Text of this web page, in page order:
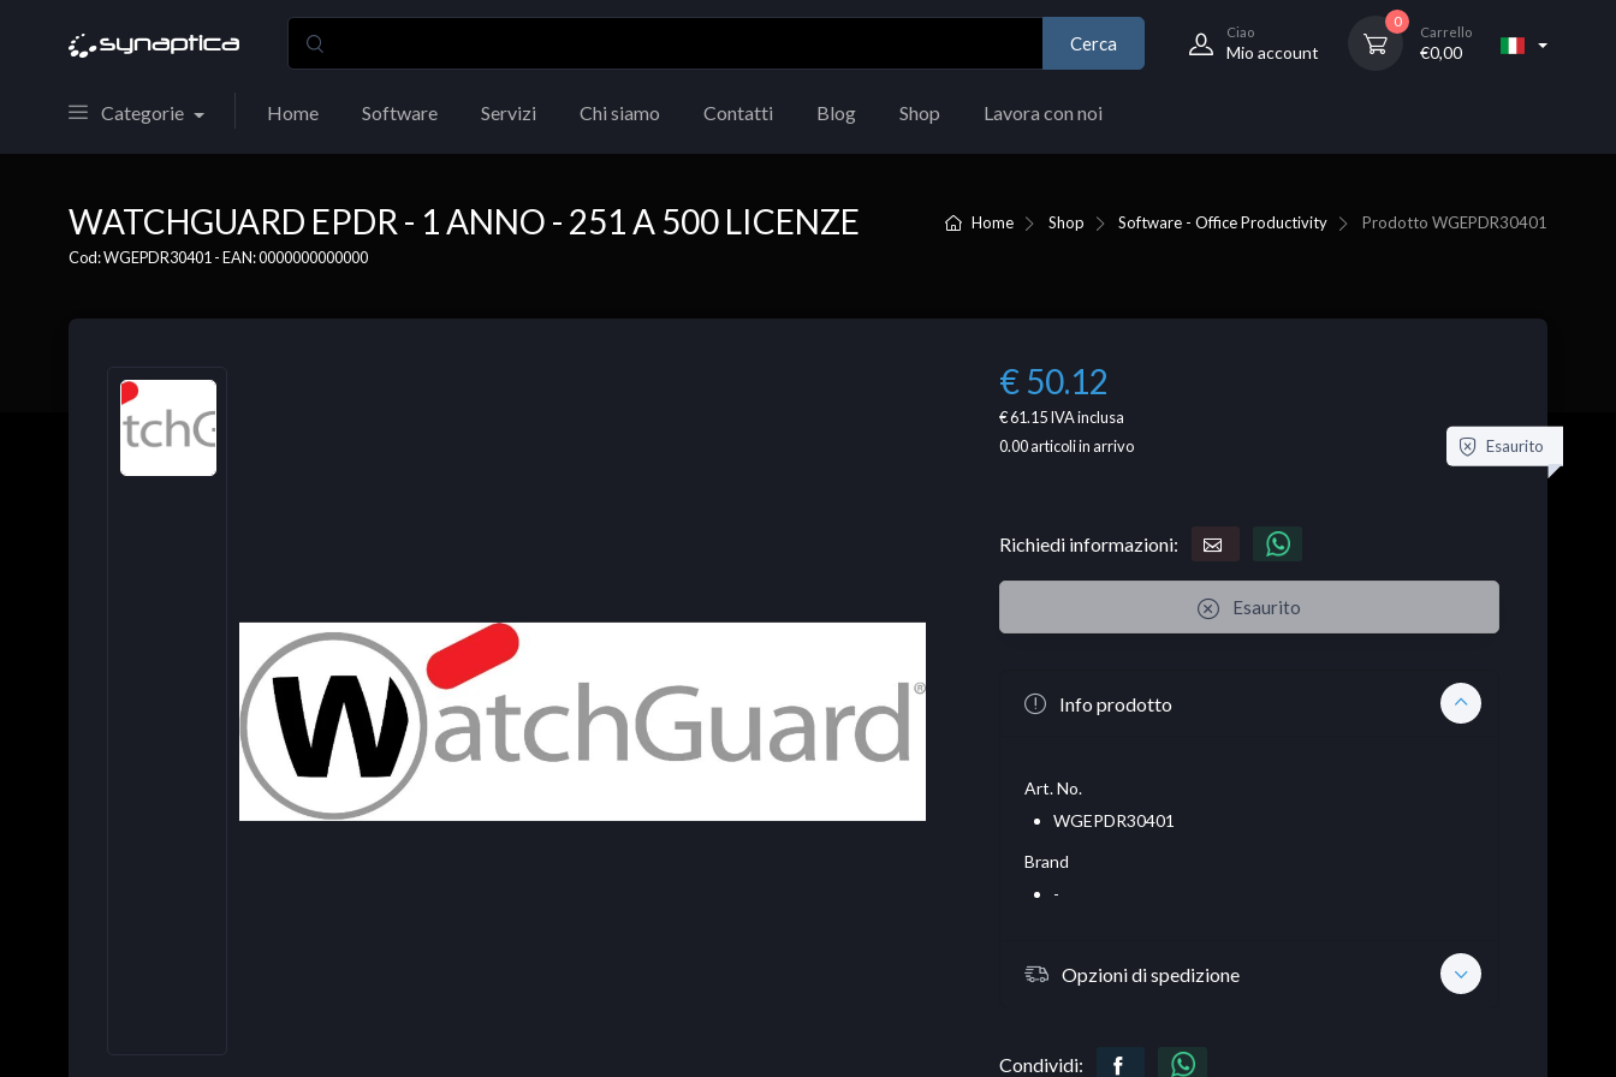
Cerca
Ciao
Mio account
0
Carrello
€0,00
Categorie Home Software Servizi Chi siamo Contatti Blog Shop Lavora con noi
Home Shop Software - Office Productivity Prodotto WGEPDR30401
WATCHGUARD EPDR - 1 ANNO - 251 A 500 LICENZE
Cod: WGEPDR30401 - EAN: 0000000000000
€ 50.12
€ 61.15IVA inclusa
0.00articoli in arrivo Esaurito
Richiedi informazioni:
Esaurito
Info prodotto
Art. No.
WGEPDR30401
Brand
-
Opzioni di spedizione
Condividi: